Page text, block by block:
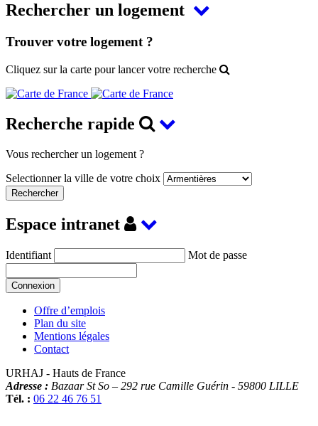
Rechercher un logement
Trouver votre logement ?
Cliquez sur la carte pour lancer votre recherche
Recherche rapide
Vous rechercher un logement ?
Selectionner la ville de votre choix
Espace intranet
Identifiant Mot de passe
Offre d’emplois
Plan du site
Mentions légales
Contact
URHAJ - Hauts de France
Adresse : Bazaar St So – 292 rue Camille Guérin - 59800 LILLE
Tél. : 06 22 46 76 51